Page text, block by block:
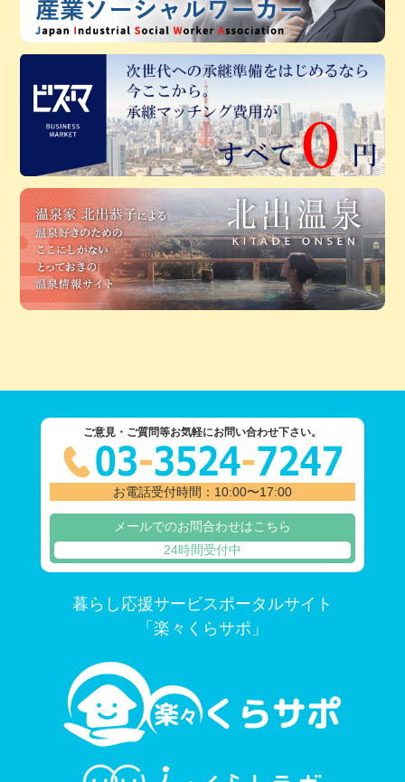
ご意見・ご質問等お気軽にお問い合わせ下さい。
お電話受付時間：10:00〜17:00
メールでのお問合わせはこちら
24時間受付中
暮らし応援サービスポータルサイト
「楽々くらサポ」